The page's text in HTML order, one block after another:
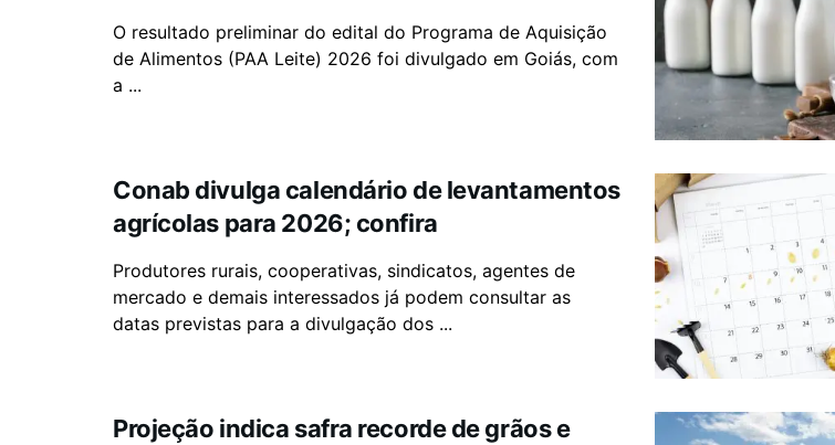
O resultado preliminar do edital do Programa de Aquisição
de Alimentos (PAA Leite) 2026 foi divulgado em Goiás, com
a ...
Conab divulga calendário de levantamentos
agrícolas para 2026; confira
Produtores rurais, cooperativas, sindicatos, agentes de
mercado e demais interessados já podem consultar as
datas previstas para a divulgação dos ...
Projeção indica safra recorde de grãos e